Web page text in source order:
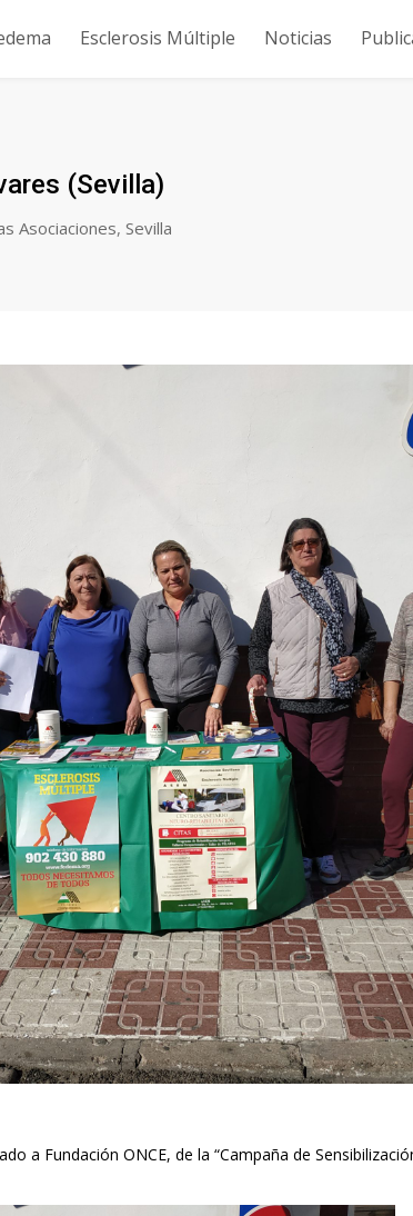
Esclerosis Múltiple Noticias
(Sevilla)
Asociaciones,Sevilla
a Fundación ONCE, de la “Campaña de